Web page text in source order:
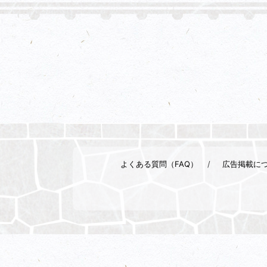
よくある質問（FAQ） 広告掲載に